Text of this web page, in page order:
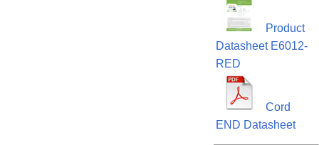
Product
Datasheet E6012-
RED
Cord
END Datasheet